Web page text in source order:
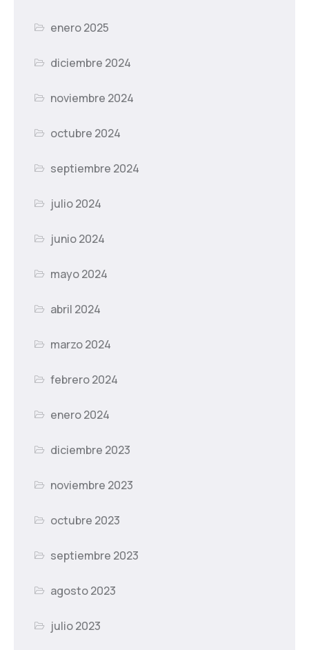
enero 2025
diciembre 2024
noviembre 2024
octubre 2024
septiembre 2024
julio 2024
junio 2024
mayo 2024
abril 2024
marzo 2024
febrero 2024
enero 2024
diciembre 2023
noviembre 2023
octubre 2023
septiembre 2023
agosto 2023
julio 2023